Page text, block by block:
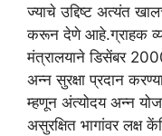
ज्याचे उद्दिष्ट अत्यंत
करून देणे आहे.ग्राहक
मंत्रालयाने डिसेंबर
अन्न सुरक्षा प्रदान
म्हणून अंत्योदय अन्न
असुरक्षित भागांवर लक्ष